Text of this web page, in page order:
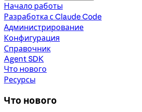
Начало работы
Разработка с Claude Code
Администрирование
Конфигурация
Справочник
Agent SDK
Что нового
Ресурсы
Что нового